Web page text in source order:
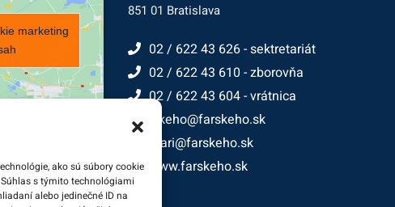
ako sú súbory cookie
s týmito technológiami
alebo jedinečné ID na
marketing
851 01 Bratislava
02 / 622 43 626 - sektretariát
02 / 622 43 610 - zborovňa
02 / 622 43 604 - vrátnica
farskeho@farskeho.sk
cukrari@farskeho.sk
www.farskeho.sk